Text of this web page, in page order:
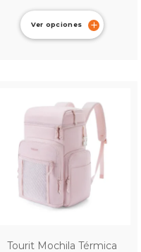
Ver opciones
Tourit Mochila Térmica